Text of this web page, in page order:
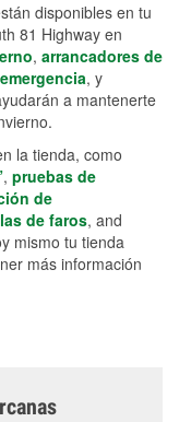
disponibles en tu
81 Highway en
, arrancadores de
, y
a mantenerte
la tienda, como
, pruebas de
de
de faros, and
mismo tu tienda
más información